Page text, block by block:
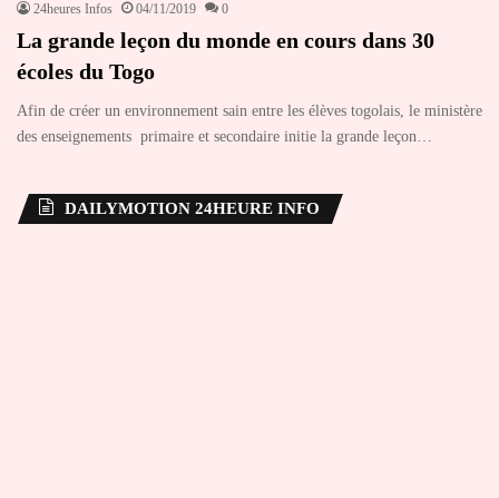
24heures Infos 04/11/2019 0
La grande leçon du monde en cours dans 30
écoles du Togo
Afin de créer un environnement sain entre les élèves togolais, le ministère
des enseignements primaire et secondaire initie la grande leçon…
DAILYMOTION 24HEURE INFO